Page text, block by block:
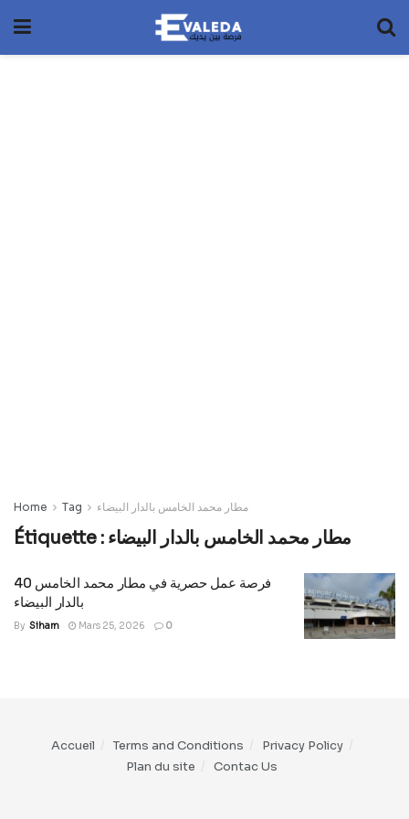
Home Tag مطار محمد الخامس بالدار البيضاء
Étiquette : مطار محمد الخامس بالدار البيضاء
40 فرصة عمل حصرية في مطار محمد الخامس
بالدار البيضاء
By Siham Mars 25, 2026 0
Accueil Terms and Conditions
Privacy Policy
Plan du site
Contac Us